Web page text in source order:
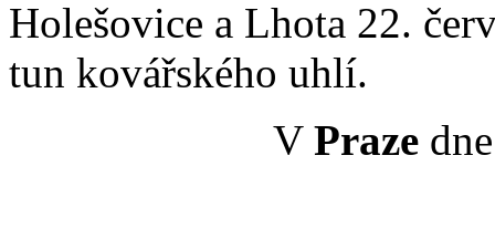
Holešovice a Lhota 22.
tun kovářského uhlí.
V Prazedne